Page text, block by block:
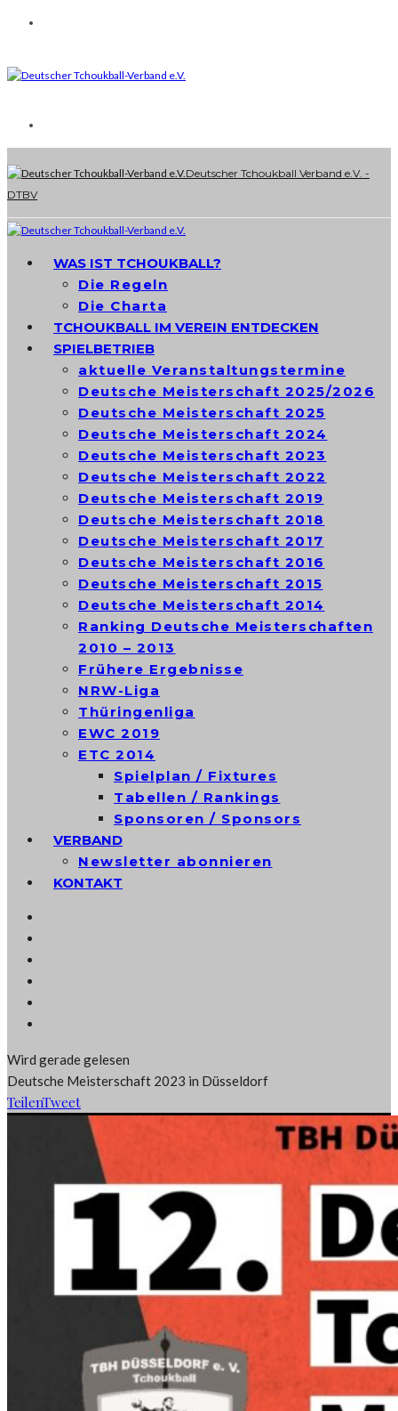
Deutscher Tchoukball Verband e.V. -
DTBV
WAS IST TCHOUKBALL?
Die Regeln
Die Charta
TCHOUKBALL IM VEREIN ENTDECKEN
SPIELBETRIEB
aktuelle Veranstaltungstermine
Deutsche Meisterschaft 2025/2026
Deutsche Meisterschaft 2025
Deutsche Meisterschaft 2024
Deutsche Meisterschaft 2023
Deutsche Meisterschaft 2022
Deutsche Meisterschaft 2019
Deutsche Meisterschaft 2018
Deutsche Meisterschaft 2017
Deutsche Meisterschaft 2016
Deutsche Meisterschaft 2015
Deutsche Meisterschaft 2014
Ranking Deutsche Meisterschaften
2010 – 2013
Frühere Ergebnisse
NRW-Liga
Thüringenliga
EWC 2019
ETC 2014
Spielplan / Fixtures
Tabellen / Rankings
Sponsoren / Sponsors
VERBAND
Newsletter abonnieren
KONTAKT
Wird gerade gelesen
Deutsche Meisterschaft 2023 in Düsseldorf
TeilenTweet